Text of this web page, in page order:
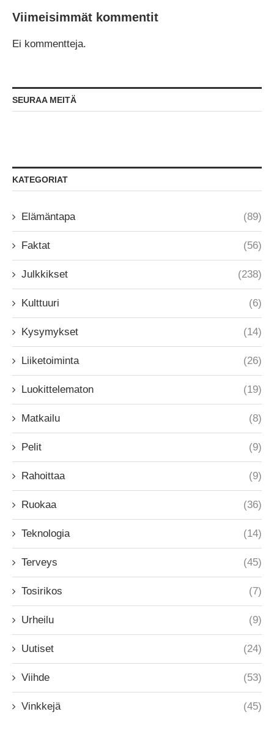
Viimeisimmät kommentit
Ei kommentteja.
SEURAA MEITÄ
KATEGORIAT
Elämäntapa (89)
Faktat (56)
Julkkikset (238)
Kulttuuri (6)
Kysymykset (14)
Liiketoiminta (26)
Luokittelematon (19)
Matkailu (8)
Pelit (9)
Rahoittaa (9)
Ruokaa (36)
Teknologia (14)
Terveys (45)
Tosirikos (7)
Urheilu (9)
Uutiset (24)
Viihde (53)
Vinkkejä (45)